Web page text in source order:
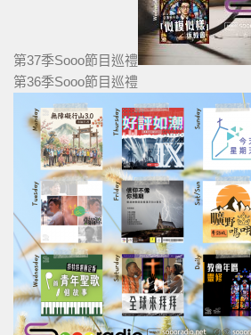
第37季Sooo節目巡禮
第36季Sooo節目巡禮